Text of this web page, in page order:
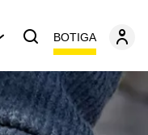
BOTIGA